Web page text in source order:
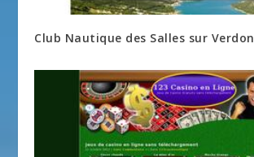
Club Nautique des Salles sur Verdon